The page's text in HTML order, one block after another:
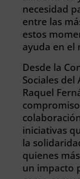
necesidad
entre las
estos
ayuda en el
Desde la
Sociales del
Raquel
iniciativas
la
quienes
un impacto